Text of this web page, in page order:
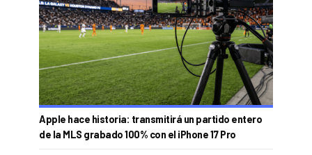
Apple hace historia: transmitirá un partido entero
de la MLS grabado 100% con el iPhone 17 Pro